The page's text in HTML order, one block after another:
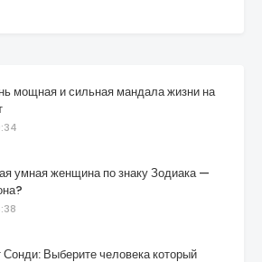
мощная и сильная мандала жизни на
умная женщина по знаку Зодиака —
Сонди: Выберите человека который